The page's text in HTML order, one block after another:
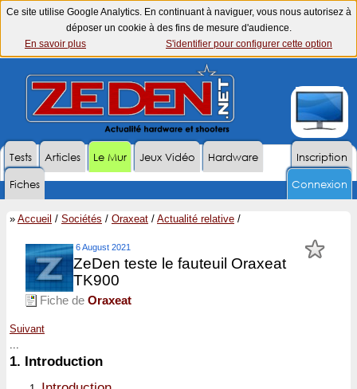
Ce site utilise Google Analytics. En continuant à naviguer, vous nous autorisez à
déposer un cookie à des fins de mesure d'audience.
En savoir plus
S'identifier pour configurer cette option
Inscription
Tests Articles Le Mur Jeux Vidéo
Hardware
Fiches
Connexion
» Accueil / Sociétés / Oraxeat / Actualité relative /
6 August 2021
ZeDen teste le fauteuil Oraxeat
TK900
Fiche de Oraxeat
Suivant
...
1. Introduction